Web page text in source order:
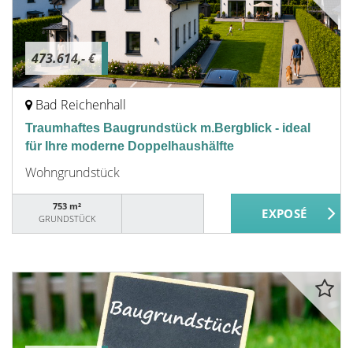
473.614,- €
Bad Reichenhall
Traumhaftes Baugrundstück m.Bergblick - ideal
für Ihre moderne Doppelhaushälfte
Wohngrundstück
753 m²
GRUNDSTÜCK